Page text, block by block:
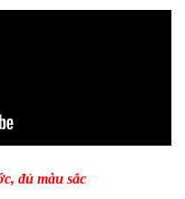
đủ màu sắc